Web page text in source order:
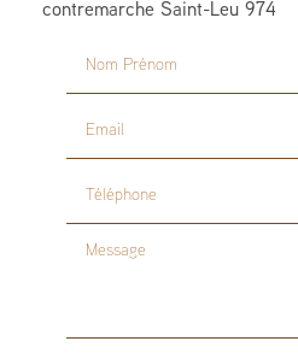
contremarche Saint-Leu 974
Nom Prénom
Email
Téléphone
Message